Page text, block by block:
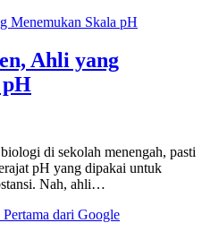
Menemukan Skala pH
Ahli yang
pH
di sekolah menengah, pasti
pH yang dipakai untuk
Nah, ahli…
dari Google